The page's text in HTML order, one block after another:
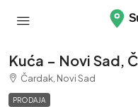
Kuća – Novi Sad,
Čardak, Novi Sad
PRODAJA